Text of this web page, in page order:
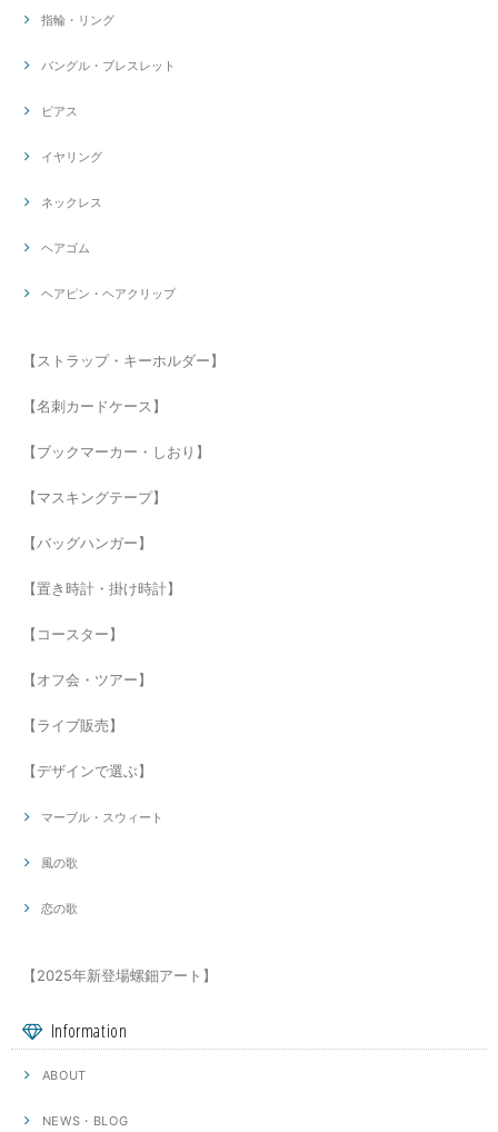
指輪・リング
バングル・ブレスレット
ピアス
イヤリング
ネックレス
ヘアゴム
ヘアピン・ヘアクリップ
【ストラップ・キーホルダー】
【名刺カードケース】
【ブックマーカー・しおり】
【マスキングテープ】
【バッグハンガー】
【置き時計・掛け時計】
【コースター】
【オフ会・ツアー】
【ライブ販売】
【デザインで選ぶ】
マーブル・スウィート
風の歌
恋の歌
【2025年新登場螺鈿アート】
Information
ABOUT
NEWS・BLOG